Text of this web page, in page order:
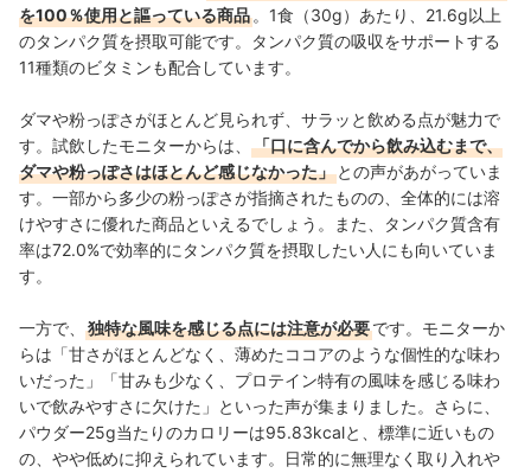
を100％使用と謳っている商品 。1食（30g）あたり、21.6g以上
のタンパク質を摂取可能です。タンパク質の吸収をサポートする
11種類のビタミンも配合しています。
ダマや粉っぽさがほとんど見られず、サラッと飲める点が魅力で
す。試飲したモニターからは、
「口に含んでから飲み込むまで、
ダマや粉っぽさはほとんど感じなかった」 との声があがっていま
す。一部から多少の粉っぽさが指摘されたものの、全体的には溶
けやすさに優れた商品といえるでしょう。また、タンパク質含有
率は72.0%で効率的にタンパク質を摂取したい人にも向いていま
す。
一方で、 独特な風味を感じる点には注意が必要です。モニターか
らは「甘さがほとんどなく、薄めたココアのような個性的な味わ
いだった」「甘みも少なく、プロテイン特有の風味を感じる味わ
いで飲みやすさに欠けた」といった声が集まりました。さらに、
パウダー25g当たりのカロリーは95.83kcalと、標準に近いもの
の、やや低めに抑えられています。日常的に無理なく取り入れや